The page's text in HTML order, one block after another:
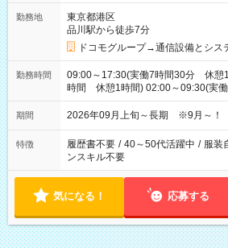
勤務地
東京都港区
品川駅から徒歩7分
ドコモグループ→通信設備とシス
勤務時間
09:00～17:30(実働7時間30分 休憩
時間 休憩1時間) 02:00～09:30(実
日勤は就業時間1/夜勤は就業時間2.3
期間 2026年09月上旬～長期 ※9月～！
特徴 履歴書不要 / 40～50代活躍中 / 服装
ンスキル不要
気になる！ 応募する